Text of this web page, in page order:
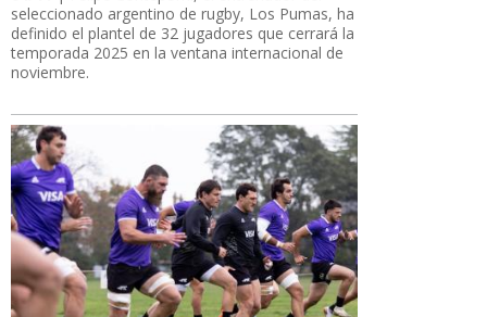
seleccionado argentino de rugby, Los Pumas, ha
definido el plantel de 32 jugadores que cerrará la
temporada 2025 en la ventana internacional de
noviembre.